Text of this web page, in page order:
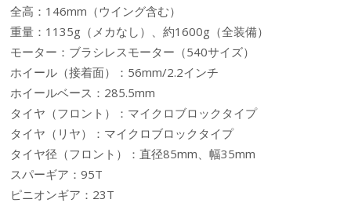
全高：146mm（ウイング含む）
重量：1135g（メカなし）、約1600g（全装備）
モーター：ブラシレスモーター（540サイズ）
ホイール（接着面）：56mm/2.2インチ
ホイールベース：285.5mm
タイヤ（フロント）：マイクロブロックタイプ
タイヤ（リヤ）：マイクロブロックタイプ
タイヤ径（フロント）：直径85mm、幅35mm
スパーギア：95T
ピニオンギア：23T